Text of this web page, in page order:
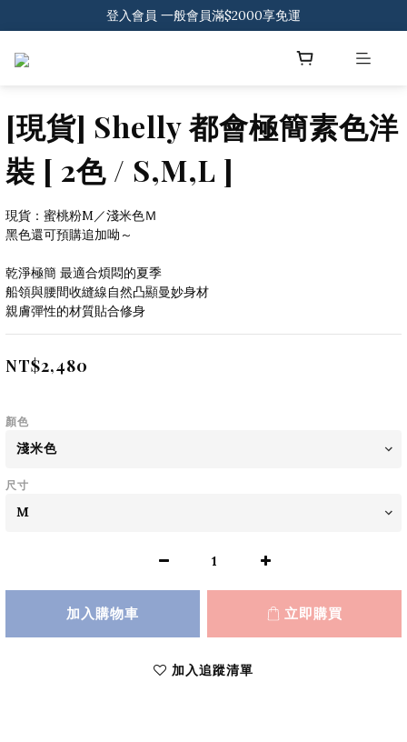
登入會員 一般會員滿$2000享免運
登入會員 一般會員滿$2000享免運
下載官方APP 領300元優惠券
登入會員 一般會員滿$2000享免運
[現貨] Shelly 都會極簡素色洋
裝 [ 2色 / S,M,L ]
現貨：蜜桃粉M／淺米色Ｍ
黑色還可預購追加呦～
乾淨極簡 最適合煩悶的夏季
船領與腰間收縫線自然凸顯曼妙身材
親膚彈性的材質貼合修身
NT$2,480
顏色
尺寸
加入購物車 立即購買
加入追蹤清單